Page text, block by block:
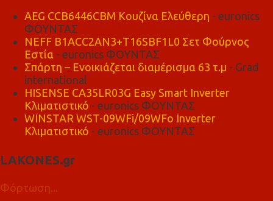
AEG CCB6446CBM Κουζίνα Ελεύθερη - euronics
ΦΟΥΝΤΑΣ
NEFF B1ACC2AN3+T16SBF1L0 Σετ Φούρνος
Εστία - euronics ΦΟΥΝΤΑΣ
Σπάρτη – Ενοικιάζεται διαμέρισμα 63 τ.μ - Grad
international
HISENSE CA35LR03G Easy Smart Inverter
Κλιματιστικό - euronics ΦΟΥΝΤΑΣ
WINSTAR WST-09WFi/09WFo Inverter
Κλιματιστικό - euronics ΦΟΥΝΤΑΣ
LAKONES.gr
Φόρτωση...